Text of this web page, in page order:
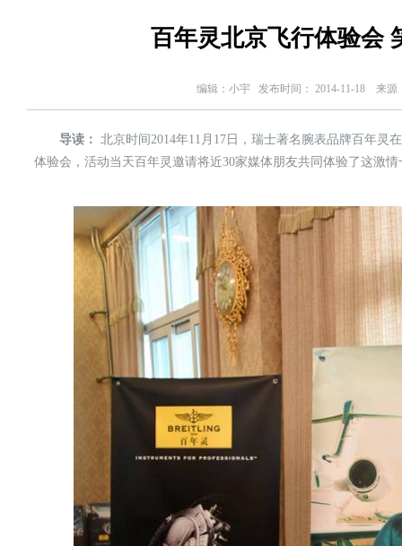
百年灵北京飞行体验会
编辑： 小宇 发布时间： 2014-11-18 来源
导读： 北京时间2014年11月17日，瑞士著名腕表品牌百年灵
体验会，活动当天百年灵邀请将近30家媒体朋友共同体验了这激情